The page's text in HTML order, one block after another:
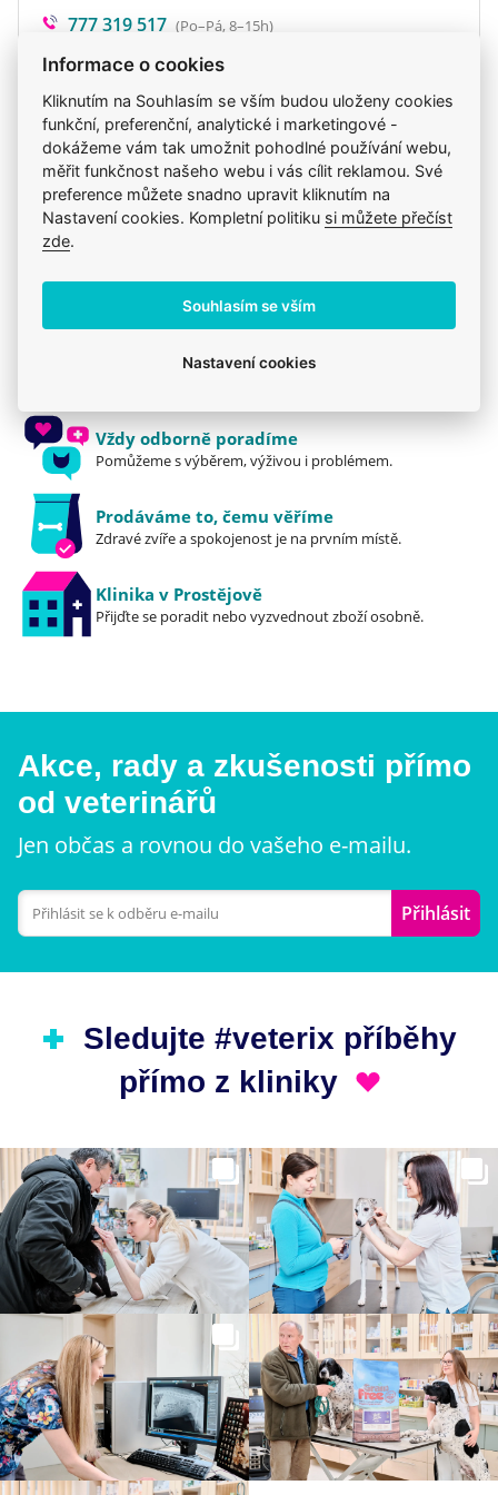
777 319 517 (Po–Pá, 8–15h)
eshop@veterix.cz
Produkt také v těchto kategoriích7
Krmiva
Brit Care Brit
Mého psa trápí
Pro dospělé
Jsme zkušení veterináři
Vždy odborně poradíme
Pomůžeme s výběrem, výživou i problémem.
Prodáváme to, čemu věříme
Zdravé zvíře a spokojenost je na prvním místě.
Klinika v Prostějově
Přijďte se poradit nebo vyzvednout zboží osobně.
Akce, rady a zkušenosti přímo
od veterinářů
Jen občas a rovnou do vašeho e-mailu.
Přihlásit
Sledujte #veterix příběhy
přímo z kliniky
Informace o cookies
Kliknutím na Souhlasím se vším budou uloženy cookies
funkční, preferenční, analytické i marketingové -
dokážeme vám tak umožnit pohodlné používání webu,
měřit funkčnost našeho webu i vás cílit reklamou. Své
preference můžete snadno upravit kliknutím na
Nastavení cookies. Kompletní politiku si můžete přečíst
zde.
Souhlasím se vším
Nastavení cookies